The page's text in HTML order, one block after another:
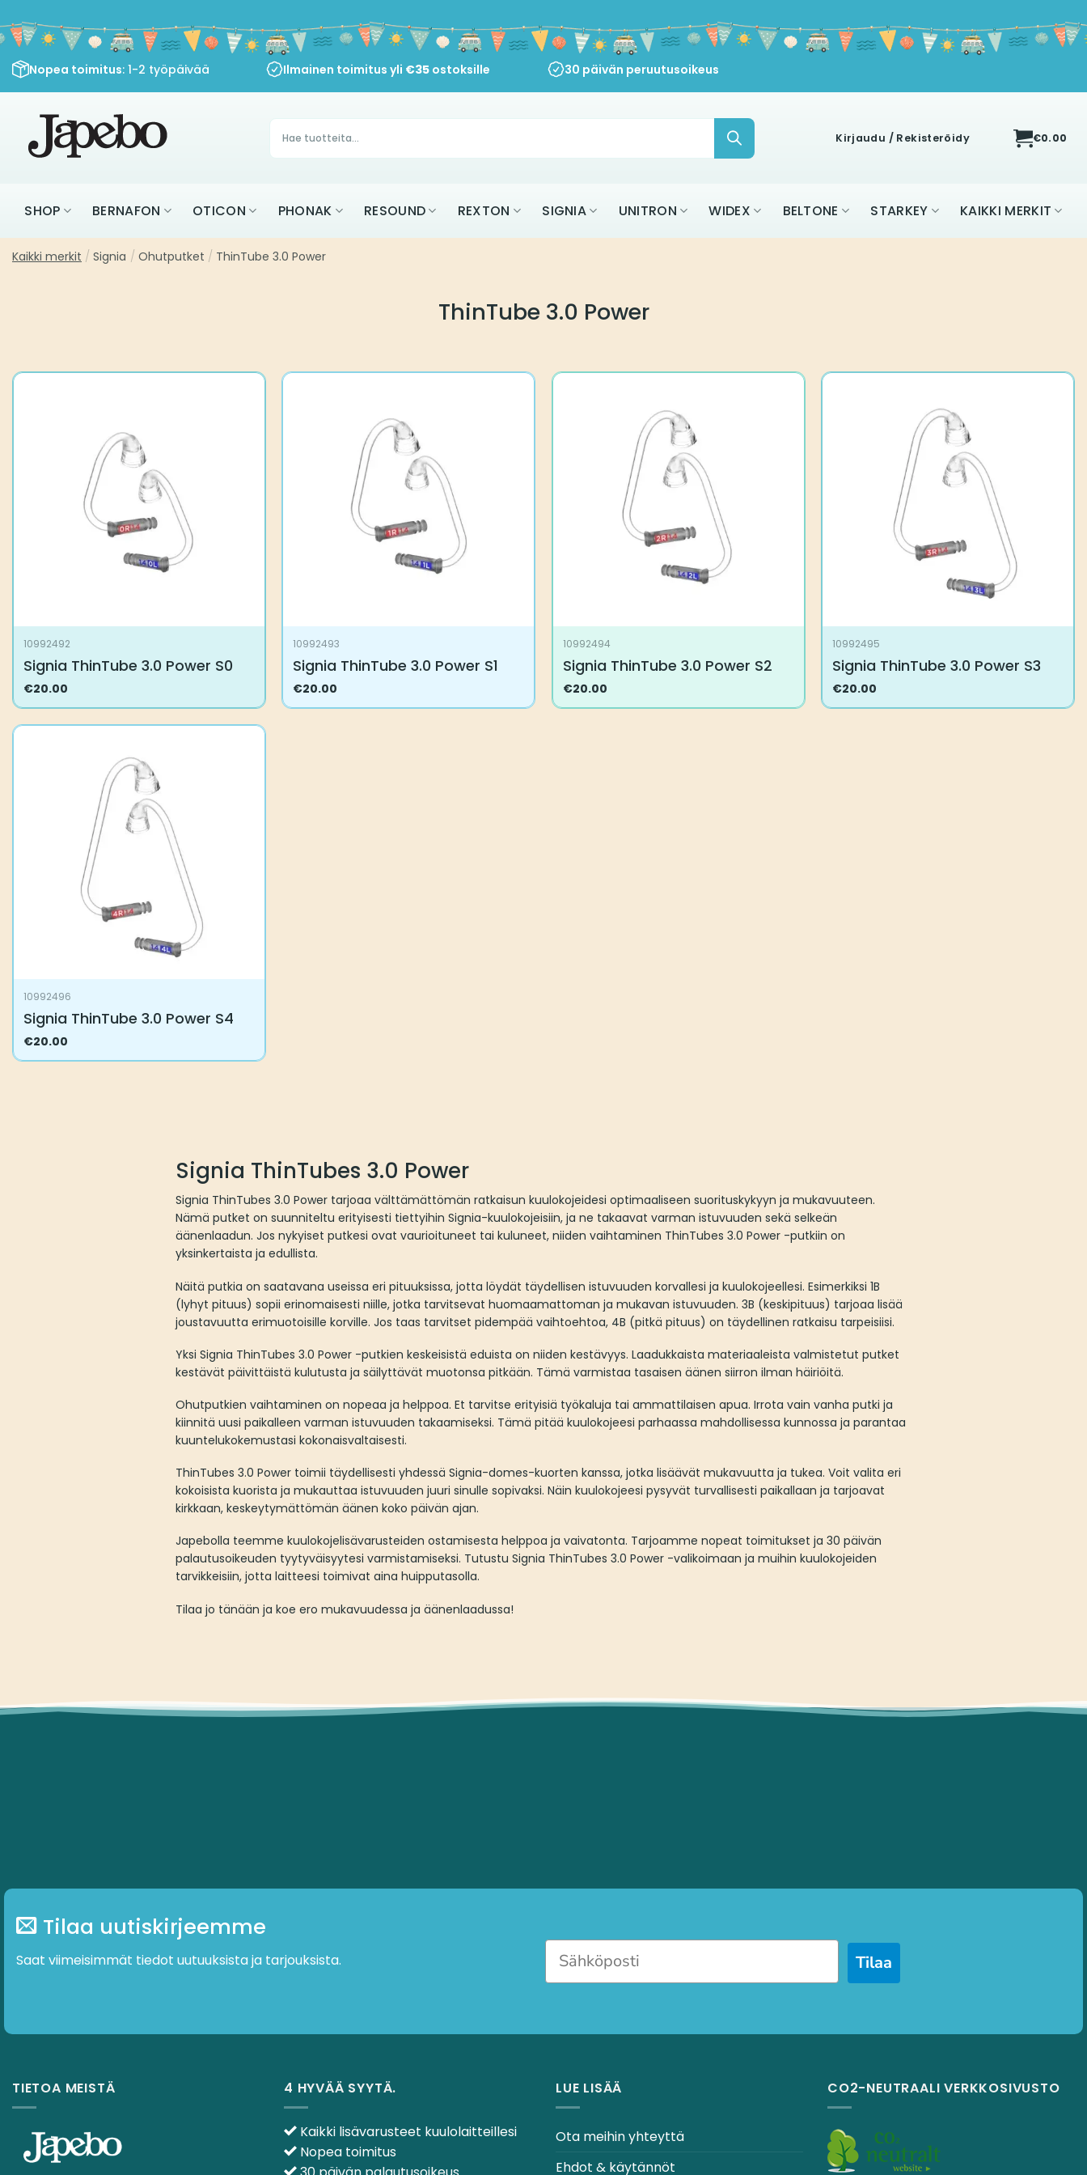
sisältöön
Nopea toimitus: 1-2 työpäivää Ilmainen toimitus yli €35 ostoksille 30 päivän peruutusoikeus
Products
search Kirjaudu / Rekisteröidy €0.00
SHOP BERNAFON OTICON PHONAK RESOUND REXTON SIGNIA UNITRON WIDEX BELTONE STARKEY KAIKKI MERKIT
Kaikki merkit / Signia / Ohutputket / ThinTube 3.0 Power
ThinTube 3.0 Power
10992492
Signia ThinTube 3.0 Power S0
€20.00
10992493
Signia ThinTube 3.0 Power S1
€20.00
10992494
Signia ThinTube 3.0 Power S2
€20.00
10992495
Signia ThinTube 3.0 Power S3
€20.00
10992496
Signia ThinTube 3.0 Power S4
€20.00
Signia ThinTubes 3.0 Power
Signia ThinTubes 3.0 Power tarjoaa välttämättömän ratkaisun kuulokojeidesi optimaaliseen suorituskykyyn ja mukavuuteen.
Nämä putket on suunniteltu erityisesti tiettyihin Signia-kuulokojeisiin, ja ne takaavat varman istuvuuden sekä selkeän
äänenlaadun. Jos nykyiset putkesi ovat vaurioituneet tai kuluneet, niiden vaihtaminen ThinTubes 3.0 Power -putkiin on
yksinkertaista ja edullista.
Näitä putkia on saatavana useissa eri pituuksissa, jotta löydät täydellisen istuvuuden korvallesi ja kuulokojeellesi. Esimerkiksi 1B
(lyhyt pituus) sopii erinomaisesti niille, jotka tarvitsevat huomaamattoman ja mukavan istuvuuden. 3B (keskipituus) tarjoaa lisää
joustavuutta erimuotoisille korville. Jos taas tarvitset pidempää vaihtoehtoa, 4B (pitkä pituus) on täydellinen ratkaisu tarpeisiisi.
Yksi Signia ThinTubes 3.0 Power -putkien keskeisistä eduista on niiden kestävyys. Laadukkaista materiaaleista valmistetut putket
kestävät päivittäistä kulutusta ja säilyttävät muotonsa pitkään. Tämä varmistaa tasaisen äänen siirron ilman häiriöitä.
Ohutputkien vaihtaminen on nopeaa ja helppoa. Et tarvitse erityisiä työkaluja tai ammattilaisen apua. Irrota vain vanha putki ja
kiinnitä uusi paikalleen varman istuvuuden takaamiseksi. Tämä pitää kuulokojeesi parhaassa mahdollisessa kunnossa ja parantaa
kuuntelukokemustasi kokonaisvaltaisesti.
ThinTubes 3.0 Power toimii täydellisesti yhdessä Signia-domes-kuorten kanssa, jotka lisäävät mukavuutta ja tukea. Voit valita eri
kokoisista kuorista ja mukauttaa istuvuuden juuri sinulle sopivaksi. Näin kuulokojeesi pysyvät turvallisesti paikallaan ja tarjoavat
kirkkaan, keskeytymättömän äänen koko päivän ajan.
Japebolla teemme kuulokojelisävarusteiden ostamisesta helppoa ja vaivatonta. Tarjoamme nopeat toimitukset ja 30 päivän
palautusoikeuden tyytyväisyytesi varmistamiseksi. Tutustu Signia ThinTubes 3.0 Power -valikoimaan ja muihin kuulokojeiden
tarvikkeisiin, jotta laitteesi toimivat aina huipputasolla.
Tilaa jo tänään ja koe ero mukavuudessa ja äänenlaadussa!
Tilaa uutiskirjeemme
Saat viimeisimmät tiedot uutuuksista ja tarjouksista. Tilaa
TIETOA MEISTÄ 4 HYVÄÄ SYYTÄ.
Kaikki lisävarusteet kuulolaitteillesi
Nopea toimitus
LUE LISÄÄ
Ota meihin yhteyttä
Ehdot & käytännöt
CO2-NEUTRAALI VERKKOSIVUSTO